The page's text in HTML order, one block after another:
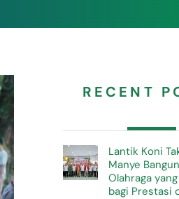
RECENT
Lantik Koni
Manye
Olahraga
bagi Prestasi